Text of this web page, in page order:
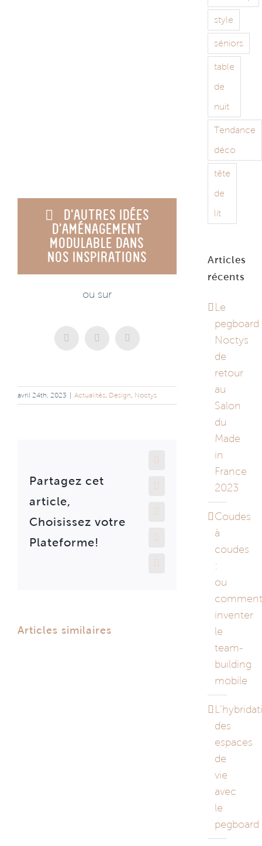
D’AUTRES IDÉES
D’AMÉNAGEMENT
MODULABLE DANS
NOS INSPIRATIONS
ou sur
avril 24th, 2023 Actualités, Design, Noctys
Partagez cet
article,
Choisissez votre
Plateforme!
Articles similaires
style
séniors
table
de
nuit
Tendance
déco
tête
de
lit
Articles
récents
Le
pegboard
Noctys
de
retour
au
Salon
du
Made
in
France
2023
Coudes
à
coudes
:
ou
comment
inventer
le
team-
building
mobile
des
espaces
de
vie
avec
le
pegboard